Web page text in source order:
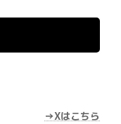
→Xはこちら